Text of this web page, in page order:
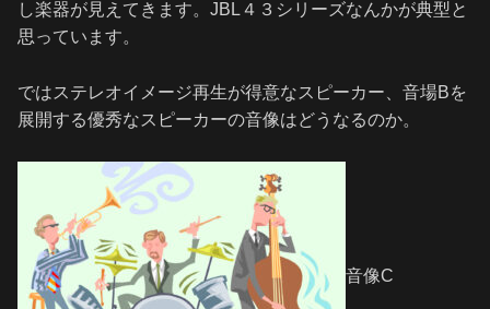
し楽器が見えてきます。JBL４３シリーズなんかが典型と
思っています。
ではステレオイメージ再生が得意なスピーカー、音場Bを
展開する優秀なスピーカーの音像はどうなるのか。
音像C